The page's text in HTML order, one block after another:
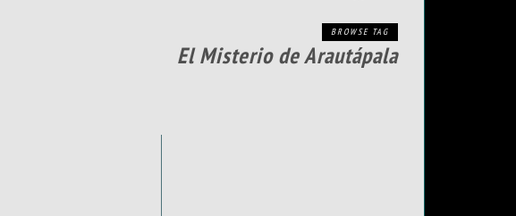
BROWSE TAG
El Misterio de Arautápala